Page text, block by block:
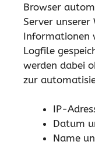
Browser
Server unserer
Informationen
Logfile
werden dabei
zur
IP-
Datum
Name